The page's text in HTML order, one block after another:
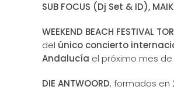
SUB FOCUS (Dj Set & ID),
WEEKEND BEACH FESTIVAL
del único concierto
Andalucía el próximo mes de
DIE ANTWOORD, formados en